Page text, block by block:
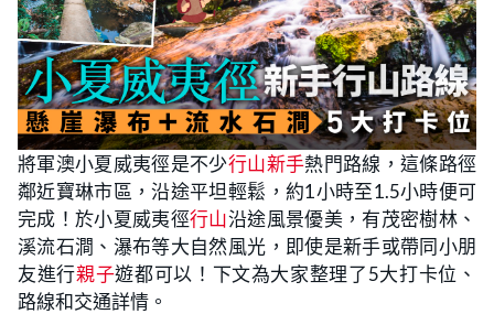
將軍澳小夏威夷徑是不少行山新手熱門路線，這條路徑
鄰近寶琳市區，沿途平坦輕鬆，約1小時至1.5小時便可
完成！於小夏威夷徑行山沿途風景優美，有茂密樹林、
溪流石澗、瀑布等大自然風光，即使是新手或帶同小朋
友進行親子遊都可以！下文為大家整理了5大打卡位、
路線和交通詳情。